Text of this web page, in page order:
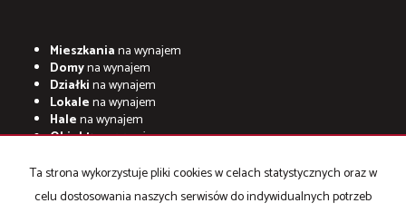
Mieszkaniana wynajem
Domyna wynajem
Działkina wynajem
Lokalena wynajem
Halena wynajem
Obiektyna wynajem
Mieszkaniana sprzedaż
na sprzedaż
Działkina sprzedaż
Ta strona wykorzystuje pliki cookies w celach statystycznych oraz w
celu dostosowania naszych serwisów do indywidualnych potrzeb